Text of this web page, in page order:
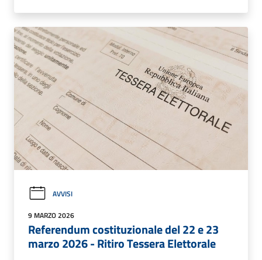
AVVISI
9 MARZO 2026
Referendum costituzionale del 22 e 23
marzo 2026 - Ritiro Tessera Elettorale